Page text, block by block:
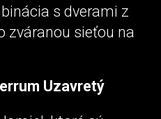
s dverami z
zváranou sieťou na
Uzavretý